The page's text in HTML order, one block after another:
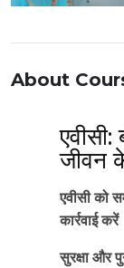
About
जीवन
एवीसी को
कार्रवाई करें
सुरक्षा और